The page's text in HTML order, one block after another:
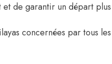
de garantir un départ
concernées par tous